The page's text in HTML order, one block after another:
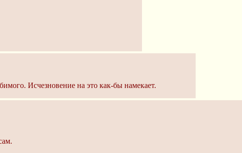
Исчезновение на это как-бы намекает.